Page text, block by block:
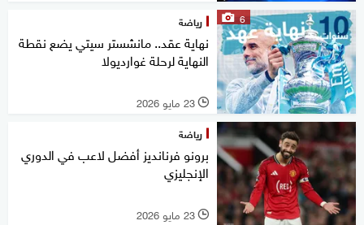
6 رياضة
نهاية عقد.. مانشستر سيتي يضع نقطة
النهاية لرحلة غوارديولا
l 23 مايو 2026
رياضة
برونو فرنانديز أفضل لاعب في الدوري
الإنجليزي
l 23 مايو 2026